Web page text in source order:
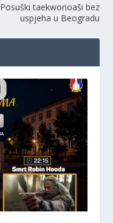
Posuški taekwonoaši bez
uspjeha u Beogradu